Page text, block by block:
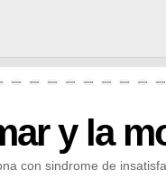
y la
con sindrome de